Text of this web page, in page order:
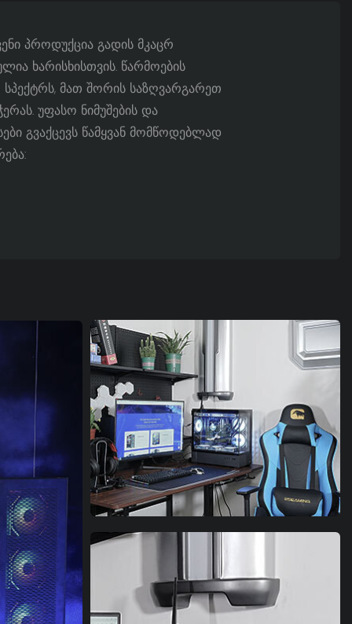
პროდუქცია გადის მკაცრ
ხარისხისთვის. წარმოების
მათ შორის საზღვარგარეთ
უფასო ნიმუშების და
გვაქცევს წამყვან მომწოდებლად